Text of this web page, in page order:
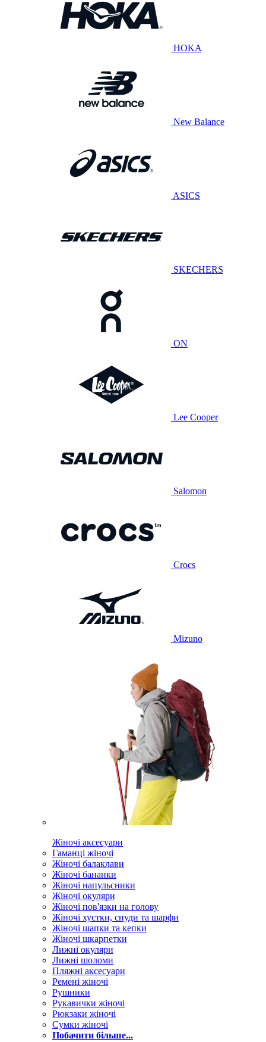
HOKA
New Balance
ASICS
SKECHERS
ON
Lee Cooper
Salomon
Crocs
Mizuno
Жіночі аксесуари
Гаманці жіночі
Жіночі балаклави
Жіночі бананки
Жіночі напульсники
Жіночі окуляри
Жіночі пов'язки на голову
Жіночі хустки, снуди та шарфи
Жіночі шапки та кепки
Жіночі шкарпетки
Лижні окуляри
Лижні шоломи
Пляжні аксесуари
Ремені жіночі
Рушники
Рукавички жіночі
Рюкзаки жіночі
Сумки жіночі
Побачити більше...